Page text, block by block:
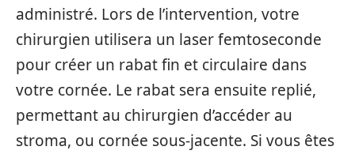
administré. Lors de l’intervention, votre
chirurgien utilisera un laser femtoseconde
pour créer un rabat fin et circulaire dans
votre cornée. Le rabat sera ensuite replié,
permettant au chirurgien d’accéder au
stroma, ou cornée sous-jacente. Si vous êtes